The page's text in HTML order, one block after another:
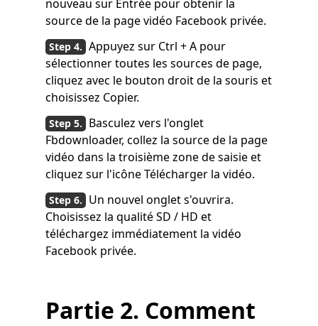
nouveau sur Entrée pour obtenir la
source de la page vidéo Facebook privée.
Appuyez sur Ctrl + A pour
sélectionner toutes les sources de page,
cliquez avec le bouton droit de la souris et
choisissez Copier.
Basculez vers l'onglet
Fbdownloader, collez la source de la page
vidéo dans la troisième zone de saisie et
cliquez sur l'icône Télécharger la vidéo.
Un nouvel onglet s'ouvrira.
Choisissez la qualité SD / HD et
téléchargez immédiatement la vidéo
Facebook privée.
Partie 2. Comment